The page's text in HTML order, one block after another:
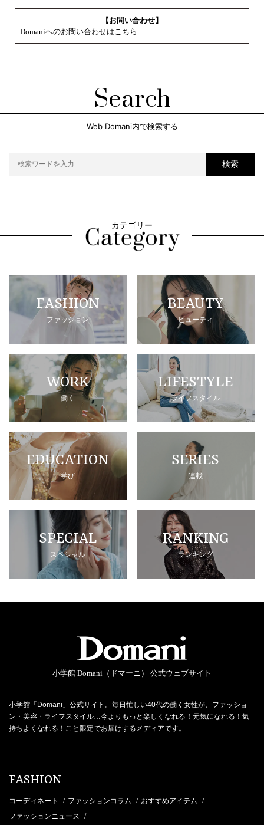
【お問い合わせ】
Domaniへのお問い合わせはこちら
Search
Web Domani内で検索する
検索
カテゴリー
FASHION
ファッション
BEAUTY
ビューティ
WORK
働く
LIFESTYLE
ライフスタイル
EDUCATION
学び
SERIES
連載
SPECIAL
スペシャル
RANKING
ランキング
小学館 Domani（ドマーニ） 公式ウェブサイト
小学館「Domani」公式サイト。毎日忙しい40代の働く女性が、ファッショ
ン・美容・ライフスタイル…今よりもっと楽しくなれる！元気になれる！気
持ちよくなれる！こと限定でお届けするメディアです。
FASHION
コーディネート / ファッションコラム / おすすめアイテム /
ファッションニュース /